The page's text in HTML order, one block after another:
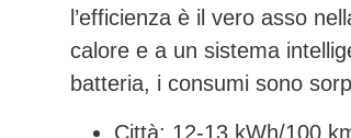
l’efficienza è il vero asso
calore e a un sistema
batteria, i consumi sono
Città: 12-13 kWh/100